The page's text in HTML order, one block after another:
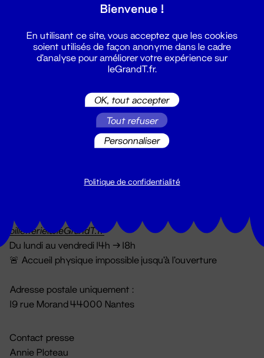
Grand T :
billetterie@leGrandT.fr
Du lundi au vendredi 14h → 18h
🚨 Accueil physique impossible jusqu'à l'ouverture
Adresse postale uniquement :
19 rue Morand 44000 Nantes
Contact presse
Annie Ploteau
Bienvenue !
En utilisant ce site, vous acceptez que les cookies
soient utilisés de façon anonyme dans le cadre
d'analyse pour améliorer votre expérience sur
leGrandT.fr.
OK, tout accepter
Tout refuser
Personnaliser
Politique de confidentialité